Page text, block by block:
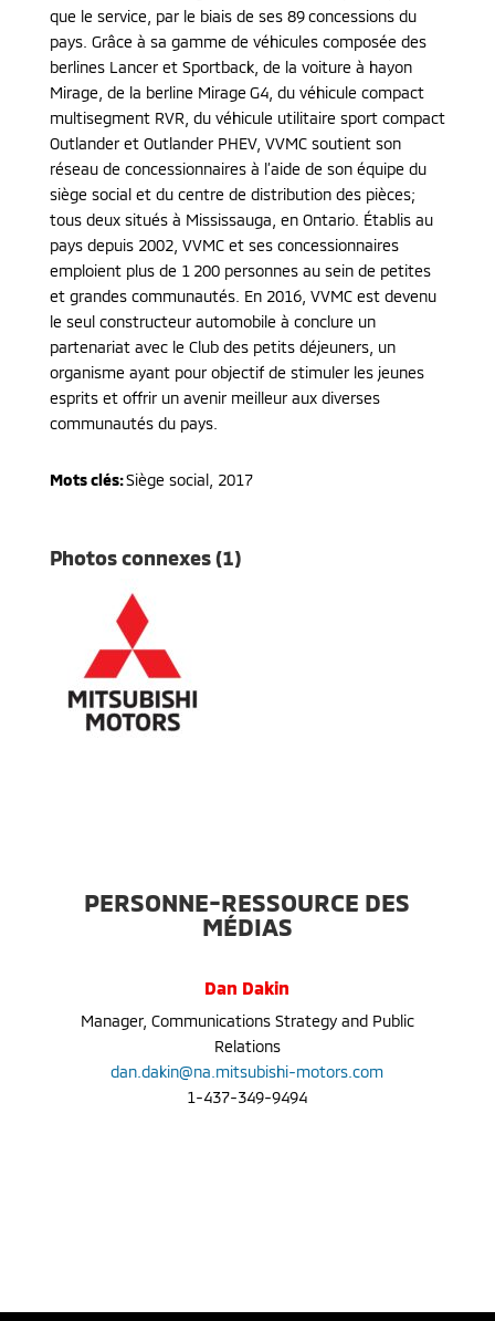
que le service, par le biais de ses 89 concessions du
pays. Grâce à sa gamme de véhicules composée des
berlines Lancer et Sportback, de la voiture à hayon
Mirage, de la berline Mirage G4, du véhicule compact
multisegment RVR, du véhicule utilitaire sport compact
Outlander et Outlander PHEV, VVMC soutient son
réseau de concessionnaires à l’aide de son équipe du
siège social et du centre de distribution des pièces;
tous deux situés à Mississauga, en Ontario. Établis au
pays depuis 2002, VVMC et ses concessionnaires
emploient plus de 1 200 personnes au sein de petites
et grandes communautés. En 2016, VVMC est devenu
le seul constructeur automobile à conclure un
partenariat avec le Club des petits déjeuners, un
organisme ayant pour objectif de stimuler les jeunes
esprits et offrir un avenir meilleur aux diverses
communautés du pays.
Mots clés:Siège social, 2017
Photos connexes (1)
PERSONNE-RESSOURCE DES
MÉDIAS
Dan Dakin
Manager, Communications Strategy and Public
Relations
dan.dakin@na.mitsubishi-motors.com
1-437-349-9494